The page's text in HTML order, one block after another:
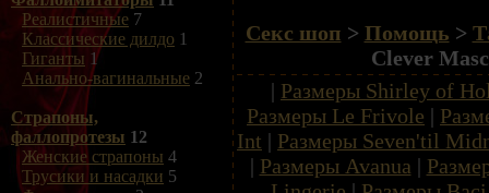
Реалистичные 7
Классические дилдо 1
Гиганты 1
Анально-вагинальные 2
Страпоны,
фаллопротезы 12
Женские страпоны 4
Трусики и насадки 5
Секс шоп > Помощь >
Clever
| Размеры Shirley of
Размеры Le Frivole |
Int | Размеры Seven'til
| Размеры Avanua |